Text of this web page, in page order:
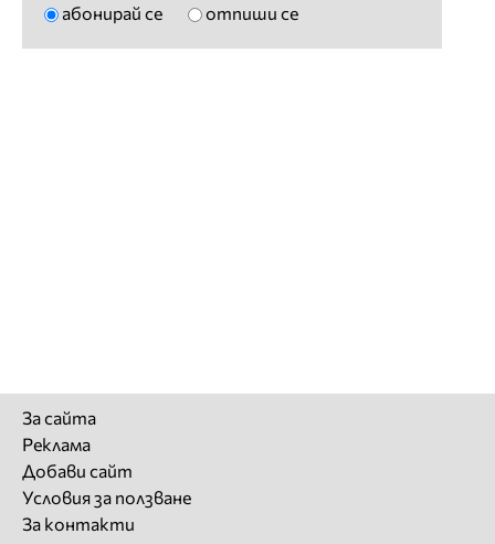
абонирай се отпиши се
За сайта
Реклама
Добави сайт
Условия за ползване
За контакти